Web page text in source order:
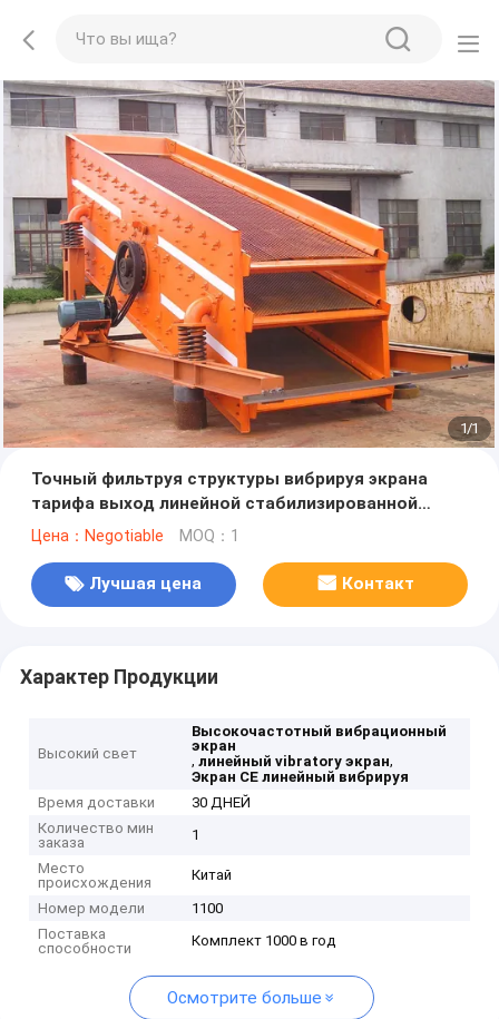
1/1
Точный фильтруя структуры вибрируя экрана
тарифа выход линейной стабилизированной
более высокий
Цена：Negotiable MOQ：1
Лучшая цена Контакт
Характер Продукции
Высокий свет
Высокочастотный вибрационный
экран
,линейный vibratory экран,
Экран CE линейный вибрируя
Время доставки
30 ДНЕЙ
Количество мин
заказа
1
Место
происхождения
Китай
Номер модели
1100
Поставка
способности
Комплект 1000 в год
Осмотрите больше